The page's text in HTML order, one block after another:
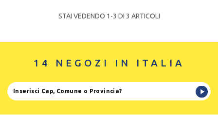
STAI VEDENDO 1-3 DI 3 ARTICOLI
14 NEGOZI IN ITALIA